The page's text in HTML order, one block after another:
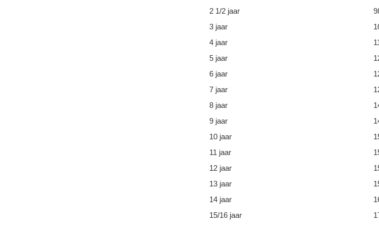
2 1/2 jaar
3 jaar
4 jaar
5 jaar
6 jaar
7 jaar
8 jaar
9 jaar
10 jaar
11 jaar
12 jaar
13 jaar
14 jaar
15/16 jaar